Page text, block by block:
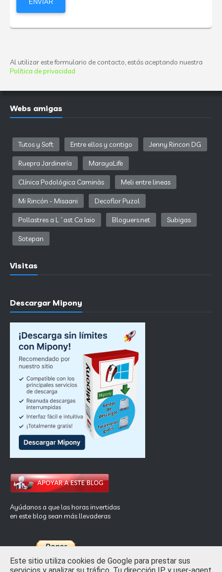
Al utilizar este formulario de contacto, estás aceptando nuestra
Política de privacidad
Webs amigas
Tutos y Soft Entre ellos y contigo Jenny Rincon DG
Ruepra Jardinería MarayaLife
Clínica Podológica Caminàs Meli entre lineas
Mi Rincón - Misaani Decoflor Puzol
Pollastres a L´ast Ca Iaio Bloguers.net Subigas
Sotepan
Visitas
Descargar Mipony
Ayúdanos a que las horas invertidas
en este blog sean más llevaderas
Este sitio utiliza cookies de Google para prestar sus